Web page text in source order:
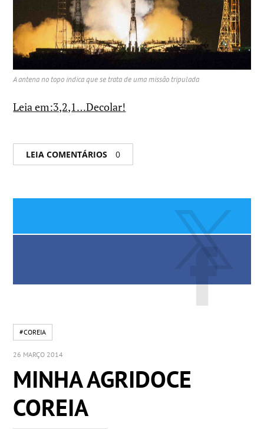
A antena no topo indica que se trata de uma missão tripulada
Leia em:3,2,1…Decolar!
LEIA COMENTÁRIOS 0
#COREIA
26 MARÇO 2014
MINHA AGRIDOCE
COREIA